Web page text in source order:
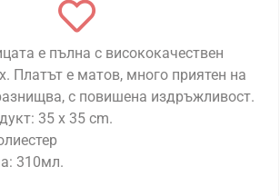
е пълна с висококачествен
Платът е матов, много приятен на
с повишена издръжливост.
35 x 35 cm.
310мл.